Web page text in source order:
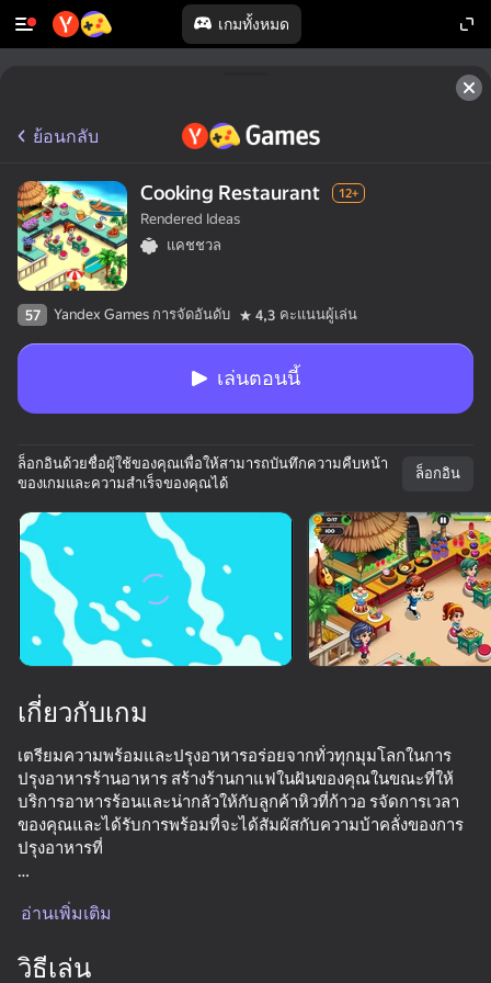
เกมทั้งหมด
หมุนอุปกรณ์
เกมนี้รองรับเฉพาะการวางแนว
แบบ แนวนอน
ย้อนกลับ
Cooking Restaurant 12+
Rendered Ideas
แคชชวล
57 Yandex Games การจัดอันดับ 4,3 คะแนนผู้เล่น
เล่นตอนนี้
ล็อกอินด้วยชื่อผู้ใช้ของคุณเพื่อให้สามารถบันทึกความคืบหน้า
ของเกมและความสำเร็จของคุณได้
ล็อกอิน
เกี่ยวกับเกม
เตรียมความพร้อมและปรุงอาหารอร่อยจากทั่วทุกมุมโลกในการ
ปรุงอาหารร้านอาหาร สร้างร้านกาแฟในฝันของคุณในขณะที่ให้
บริการอาหารร้อนและน่ากลัวให้กับลูกค้าหิวที่ก้าวอ รจัดการเวลา
ของคุณและได้รับการพร้อมที่จะได้สัมผัสกับความบ้าคลั่งของการ
ปรุงอาหารที่
-ค้นพบสูตรที่แตกต่างกันมากมายที่คุณสามารถให้บริการ!
-กราฟิกที่สวยงามและมีรายละเอียด
อ่านเพิ่มเติม
วิธีเล่น